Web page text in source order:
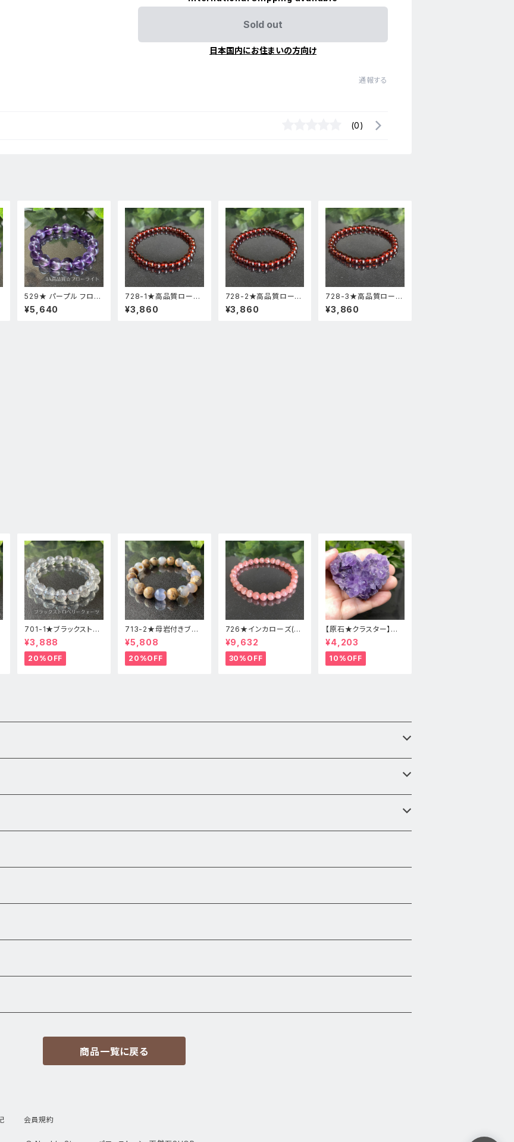
Sold out
日本国内にお住まいの方向け
通報する
(0)
529★ パープル フロー
ライト【 高品質 ・ 高透
明度 】天然石 パワース
¥5,640
728-1★高品質ロード
ライトガーネット★天然
石ブレスレットパワース
¥3,860
728-2★高品質ロード
ライトガーネット★天然
石ブレスレットパワース
¥3,860
728-3★高品質ロード
ライトガーネット★天然
石ブレスレットパワース
¥3,860
701-1★ブラックストロ
ベリークォーツ【高品
質】天然石ブレスレッパ
ワーストーン
¥3,888
20%OFF
713-2★母岩付きブル
ーカルセドニー【高品
質】天然石ブレスレット
パワーストーン
¥5,808
20%OFF
726★インカローズ(ロ
ードクロサイト)★天然
石ブレスレット新品
¥9,632
30%OFF
【原石★クラスター】アメ
ジスト★ハート形★cp-
071天然石パワーストー
ン★インテリア置物
¥4,203
10%OFF
商品一覧に戻る
会員規約